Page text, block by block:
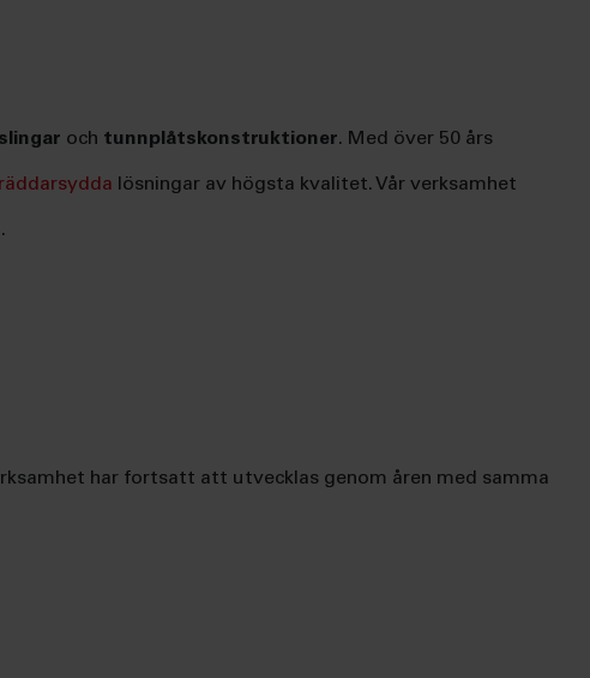
och tunnplåtskonstruktioner. Med över 50 års
lösningar av högsta kvalitet. Vår verksamhet
.
har fortsatt att utvecklas genom åren med samma